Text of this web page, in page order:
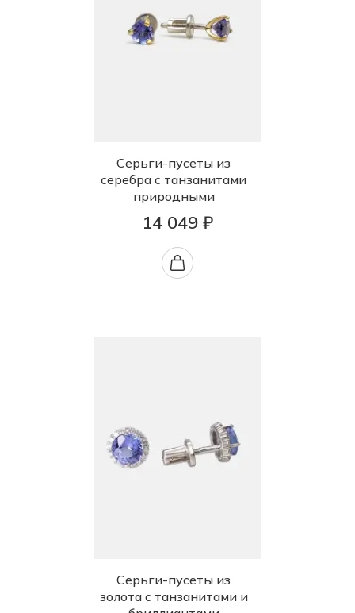
Серьги-пусеты из
серебра с танзанитами
природными
14 049 ₽
Серьги-пусеты из
золота с танзанитами и